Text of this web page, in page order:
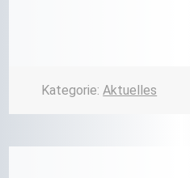
Kategorie:Aktuelles